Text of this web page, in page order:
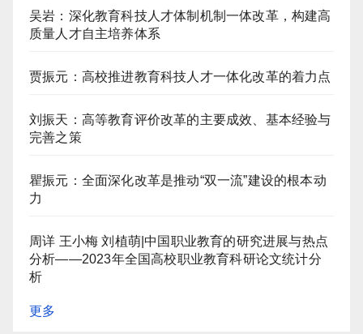
吴岩：深化教育科技人才体制机制一体改革，构建高
质量人才自主培养体系
贾振元：高校推进教育科技人才一体化改革的着力点
刘振天：高等教育评价改革的主要成效、基本经验与
完善之策
瞿振元：全面深化改革是推动“双一流”建设的根本动
力
周详 王小梅 刘植萌|中国职业教育的研究进展与热点
分析——2023年全国高校职业教育科研论文统计分
析
更多